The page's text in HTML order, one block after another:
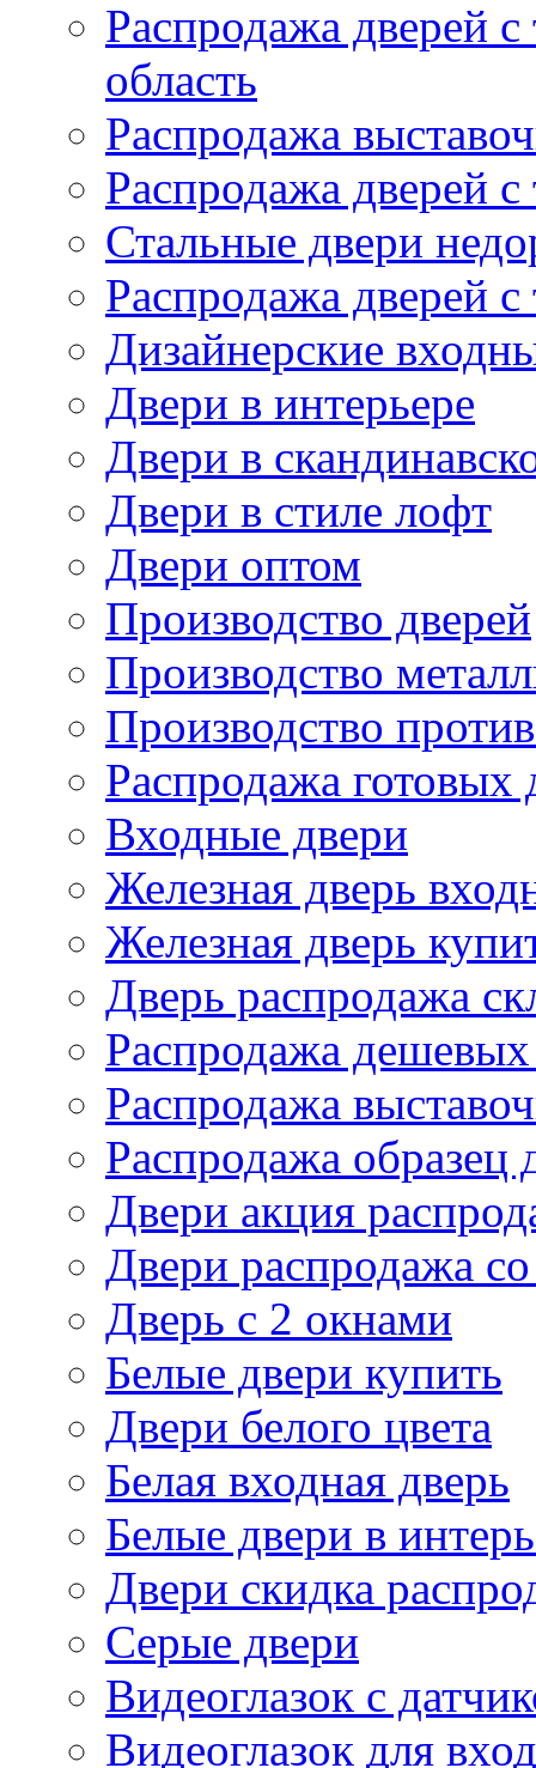
Распродажа дверей
область
Распродажа
Распродажа дверей
Стальные двери
Распродажа дверей
Дизайнерские
Двери в интерьере
Двери в
Двери в стиле лофт
Двери оптом
Производство дверей
Производство
Производство
Распродажа готовых
Входные двери
Железная дверь
Железная дверь
Дверь распродажа
Распродажа дешевых
Распродажа
Распродажа образец
Двери акция
Двери распродажа со
Дверь с 2 окнами
Белые двери купить
Двери белого цвета
Белая входная дверь
Белые двери в
Двери скидка
Серые двери
Видеоглазок с
Видеоглазок для